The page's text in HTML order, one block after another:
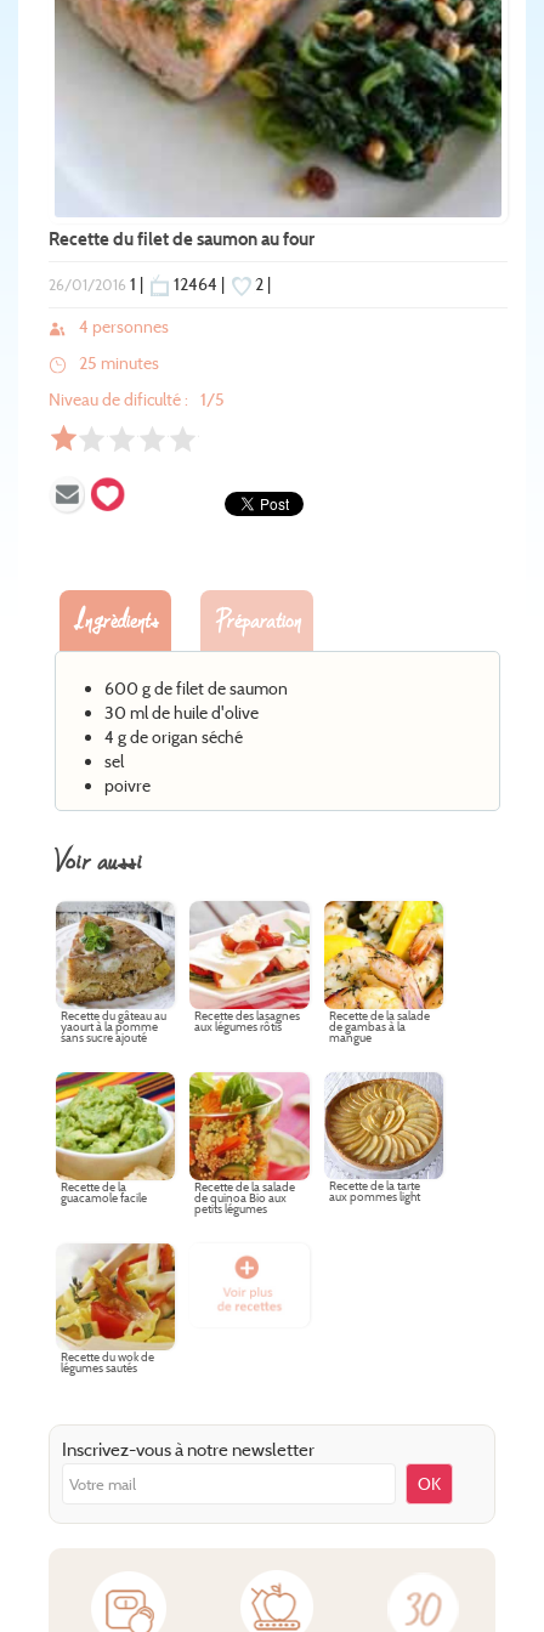
Recette du filet de saumon au four
26/01/2016 1 | 12464 |
2 |
4 personnes
25 minutes
Niveau de dificulté :
1/5
Ingrèdients Préparation
600 g de filet de saumon
30 ml de huile d'olive
4 g de origan séché
sel
poivre
voir aussi
Recette du gâteau au
yaourt à la pomme
sans sucre ajouté
Recette des lasagnes
aux légumes rôtis
Recette de la salade
de gambas à la
mangue
Recette de la
guacamole facile
Recette de la salade
de quinoa Bio aux
petits légumes
Recette de la tarte
aux pommes light
Recette du wok de
légumes sautés
Inscrivez-vous à notre newsletter
OK